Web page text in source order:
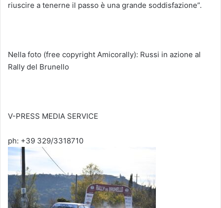
riuscire a tenerne il passo è una grande soddisfazione”.
Nella foto (free copyright Amicorally): Russi in azione al
Rally del Brunello
V-PRESS MEDIA SERVICE
ph: +39 329/3318710